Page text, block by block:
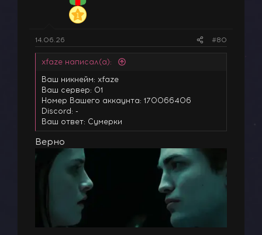
14.06.26 #80
xfaze написал(а):
Ваш никнейм: xfaze
Ваш сервер: 01
Номер Вашего аккаунта: 170066406
Discord: -
Ваш ответ: Сумерки
Верно